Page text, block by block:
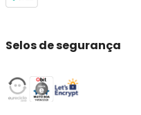
Selos de segurança